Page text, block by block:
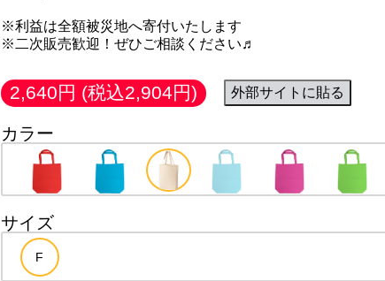
※利益は全額被災地へ寄付いたします
※二次販売歓迎！ぜひご相談ください♬
2,640円 (税込2,904円) 外部サイトに貼る
カラー
サイズ